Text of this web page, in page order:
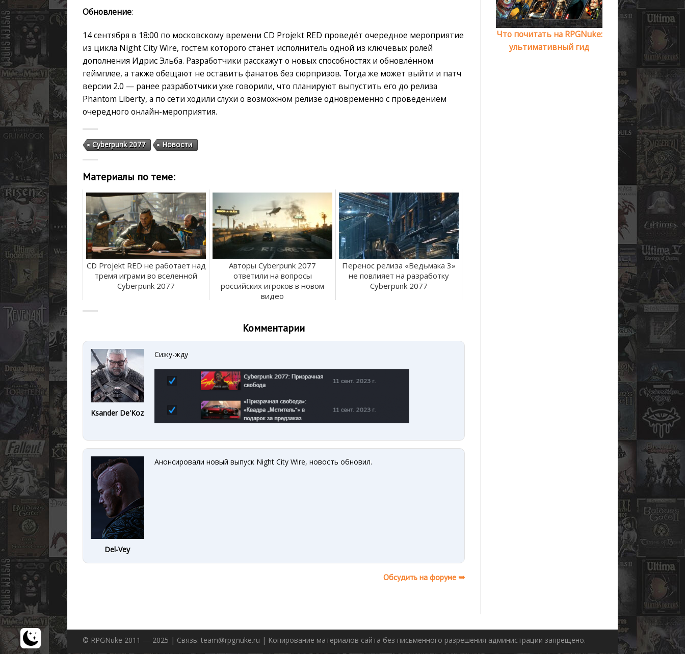
Обновление:
14 сентября в 18:00 по московскому времени CD Projekt RED проведёт очередное мероприятие
из цикла Night City Wire, гостем которого станет исполнитель одной из ключевых ролей
дополнения Идрис Эльба. Разработчики расскажут о новых способностях и обновлённом
геймплее, а также обещают не оставить фанатов без сюрпризов. Тогда же может выйти и патч
версии 2.0 — ранее разработчики уже говорили, что планируют выпустить его до релиза
Phantom Liberty, а по сети ходили слухи о возможном релизе одновременно с проведением
очередного онлайн-мероприятия.
Cyberpunk 2077 Новости
Материалы по теме:
CD Projekt RED не работает над
тремя играми во вселенной
Cyberpunk 2077
Авторы Cyberpunk 2077
ответили на вопросы
российских игроков в новом
видео
Перенос релиза «Ведьмака 3»
не повлияет на разработку
Cyberpunk 2077
Комментарии
Ksander De'Koz
Сижу-жду
Del-Vey
Анонсировали новый выпуск Night City Wire, новость обновил.
Обсудить на форуме ➥
Что почитать на RPGNuke:
ультимативный гид
© RPGNuke 2011 — 2025 | Связь: team@rpgnuke.ru | Копирование материалов сайта без письменного разрешения администрации запрещено.